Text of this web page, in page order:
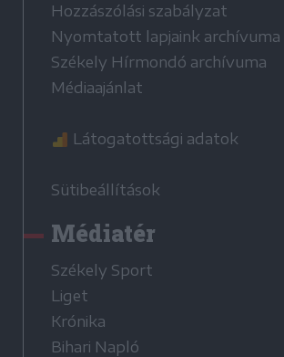
Hozzászólási szabályzat
Nyomtatott lapjaink archívuma
Székely Hírmondó archívuma
Médiaajánlat
Látogatottsági adatok
Sütibeállítások
Médiatér
Székely Sport
Liget
Krónika
Bihari Napló